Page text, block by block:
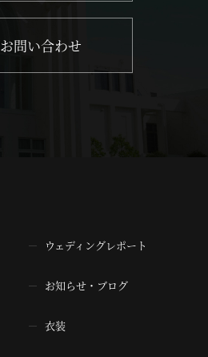
お問い合わせ
ウェディングレポート
お知らせ・ブログ
衣装